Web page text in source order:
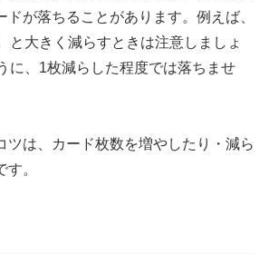
ドが落ちることがあります。例えば、
と大きく減らすときは注意しましょ
に、1枚減らした程度では落ちませ
ツは、カード枚数を増やしたり・減ら
。